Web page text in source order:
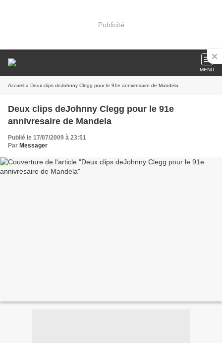
Publicité
MENU
Accueil » Deux clips deJohnny Clegg pour le 91e annivresaire de Mandela
Deux clips deJohnny Clegg pour le 91e
annivresaire de Mandela
Publié le 17/07/2009 à 23:51
Par Messager